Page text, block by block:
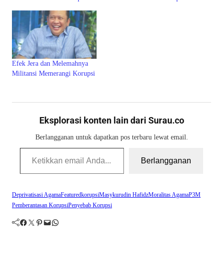
Efek Jera dan Melemahnya
Militansi Memerangi Korupsi
Eksplorasi konten lain dari Surau.co
Berlangganan untuk dapatkan pos terbaru lewat email.
Ketikkan email Anda...
Berlangganan
Deprivatisasi AgamaFeaturedkorupsiMasykurudin HafidzMoralitas AgamaP3M
Pemberantasan KorupsiPenyebab Korupsi
Facebook Twitter Pinterest Mail WhatsApp